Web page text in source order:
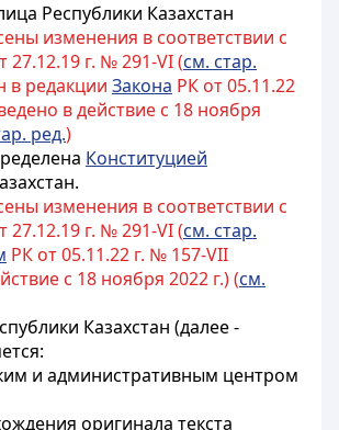
Республики Казахстан
изменения в соответствии с
27.12.19 г. № 291-VI (см. стар.
в редакции Закона РК от 05.11.22
в действие с 18 ноября
ред.)
Конституцией
изменения в соответствии с
27.12.19 г. № 291-VI (см. стар.
РК от 05.11.22 г. № 157-VII
с 18 ноября 2022 г.) (см.
Казахстан (далее -
и административным центром
оригинала текста